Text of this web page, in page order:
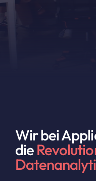
Wir bei
die